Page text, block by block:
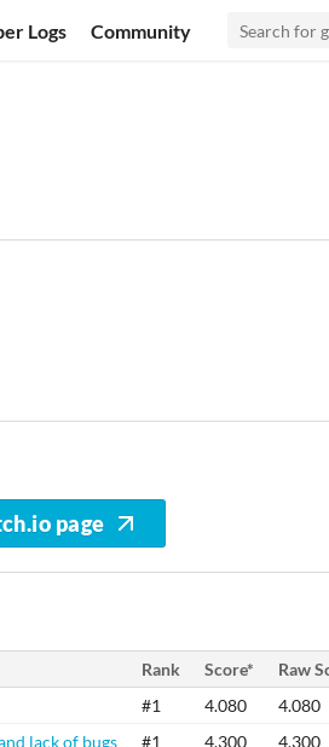
Logs Community
page
Rank Score*
Raw
#1 4.080
4.080
lack of bugs
#1 4.300
4.300